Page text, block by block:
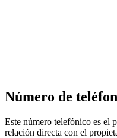
Número de
Este número telefónico es el
relación directa con el